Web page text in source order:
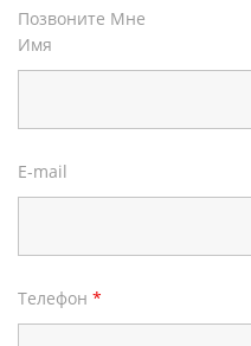
Позвоните Мне
Имя
E-mail
Телефон *